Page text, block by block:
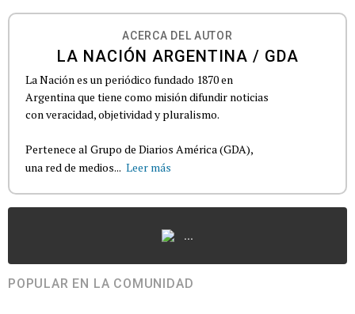
ACERCA DEL AUTOR
LA NACIÓN ARGENTINA / GDA
La Nación es un periódico fundado 1870 en
Argentina que tiene como misión difundir noticias
con veracidad, objetividad y pluralismo.
Pertenece al Grupo de Diarios América (GDA),
una red de medios... Leer más
...
POPULAR EN LA COMUNIDAD